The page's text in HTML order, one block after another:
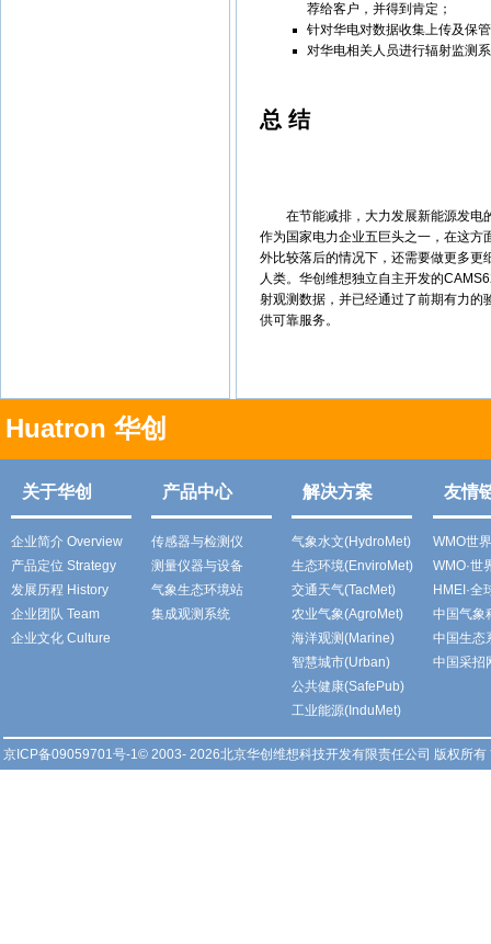
荐给客户，并得到肯定；
针对华电对数据收集上传及保
对华电相关人员进行辐射监测
总 结
在节能减排，大力发展新能源发电
作为国家电力企业五巨头之一，在这
外比较落后的情况下，还需要做更多
人类。华创维想独立自主开发的
射观测数据，并已经通过了前期有力
供可靠服务。
Huatron 华创
关于华创 产品中心 解决方案 友情
企业简介 Overview
产品定位 Strategy
发展历程 History
企业团队 Team
企业文化 Culture
传感器与检测仪
测量仪器与设备
气象生态环境站
集成观测系统
气象水文(HydroMet)
生态环境(EnviroMet)
交通天气(TacMet)
农业气象(AgroMet)
海洋观测(Marine)
智慧城市(Urban)
公共健康(SafePub)
工业能源(InduMet)
WMO世
WMO·世
HMEI·全
中国气象
中国生态
中国采招
京ICP备09059701号-1© 2003- 2026北京华创维想科技开发有限责任公司 版权所有